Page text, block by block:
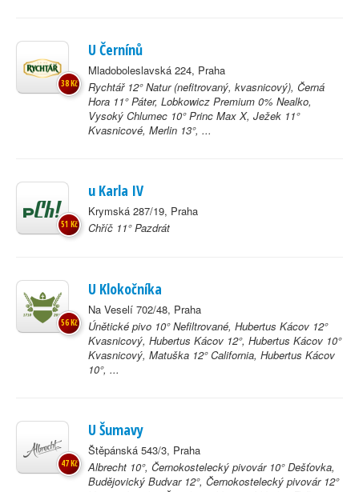
U Černínů
Mladoboleslavská 224, Praha
Rychtář 12° Natur (nefitrovaný, kvasnicový), Černá
Hora 11° Páter, Lobkowicz Premium 0% Nealko,
Vysoký Chlumec 10° Princ Max X, Ježek 11°
Kvasnicové, Merlin 13°, ...
38 Kč
u Karla IV
Krymská 287/19, Praha
Chříč 11° Pazdrát
51 Kč
U Klokočníka
Na Veselí 702/48, Praha
Únětické pivo 10° Nefiltrované, Hubertus Kácov 12°
Kvasnicový, Hubertus Kácov 12°, Hubertus Kácov 10°
Kvasnicový, Matuška 12° California, Hubertus Kácov
10°, ...
56 Kč
U Šumavy
Štěpánská 543/3, Praha
Albrecht 10°, Černokostelecký pivovár 10° Dešťovka,
Budějovický Budvar 12°, Černokostelecký pivovár 12°
47 Kč